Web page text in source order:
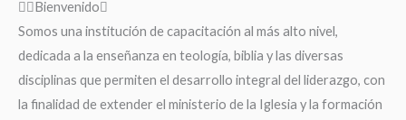
Bienvenido
Somos una institución de capacitación al más alto nivel,
dedicada a la enseñanza en teología, biblia y las diversas
disciplinas que permiten el desarrollo integral del liderazgo, con
la finalidad de extender el ministerio de la Iglesia y la formación